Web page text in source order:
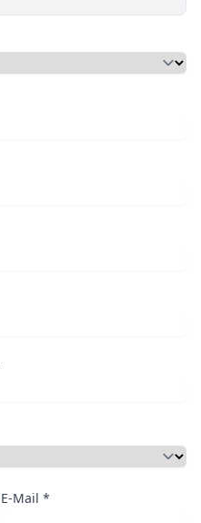
E-Mail *